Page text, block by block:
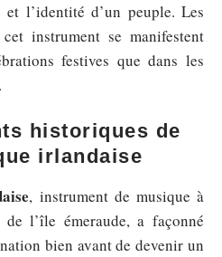
l’identité d’un peuple. Les
instrument se manifestent
festives que dans les
historiques de
irlandaise
, instrument de musique à
l’île émeraude, a façonné
bien avant de devenir un